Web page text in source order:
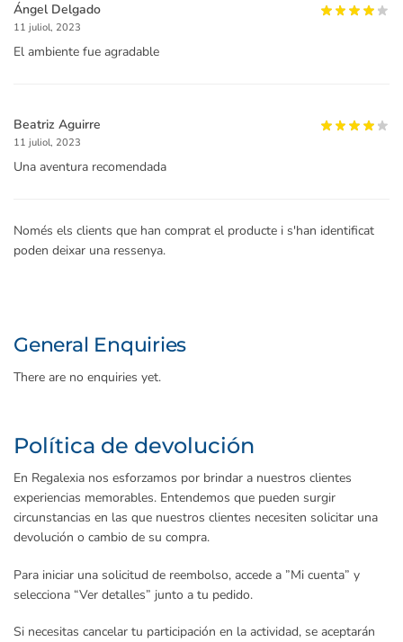
Ángel Delgado
11 juliol, 2023
El ambiente fue agradable
Beatriz Aguirre
11 juliol, 2023
Una aventura recomendada
Només els clients que han comprat el producte i s'han identificat
poden deixar una ressenya.
General Enquiries
There are no enquiries yet.
Política de devolución
En Regalexia nos esforzamos por brindar a nuestros clientes
experiencias memorables. Entendemos que pueden surgir
circunstancias en las que nuestros clientes necesiten solicitar una
devolución o cambio de su compra.
Para iniciar una solicitud de reembolso, accede a ”Mi cuenta” y
selecciona “Ver detalles” junto a tu pedido.
Si necesitas cancelar tu participación en la actividad, se aceptarán